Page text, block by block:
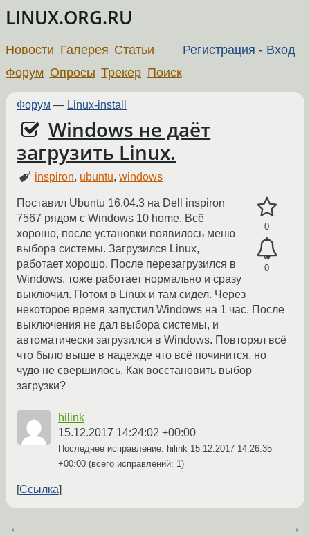
LINUX.ORG.RU
Регистрация - Вход
Новости Галерея Статьи
Форум Опросы Трекер Поиск
Форум — Linux-install
Windows не даёт
загрузить Linux.
inspiron, ubuntu,windows
0
0
Поставил Ubuntu 16.04.3 на Dell inspiron
7567 рядом с Windows 10 home. Всё
хорошо, после установки появилось меню
выбора системы. Загрузился Linux,
работает хорошо. После перезагрузился в
Windows, тоже работает нормально и сразу
выключил. Потом в Linux и там сидел. Через
некоторое время запустил Windows на 1 час. После
выключения не дал выбора системы, и
автоматически загрузился в Windows. Повторял всё
что было выше в надежде что всё починится, но
чудо не свершилось. Как восстановить выбор
загрузки?
hilink
15.12.2017 14:24:02 +00:00
Последнее исправление: hilink 15.12.2017 14:26:35
+00:00 (всего исправлений: 1)
Ссылка
← →